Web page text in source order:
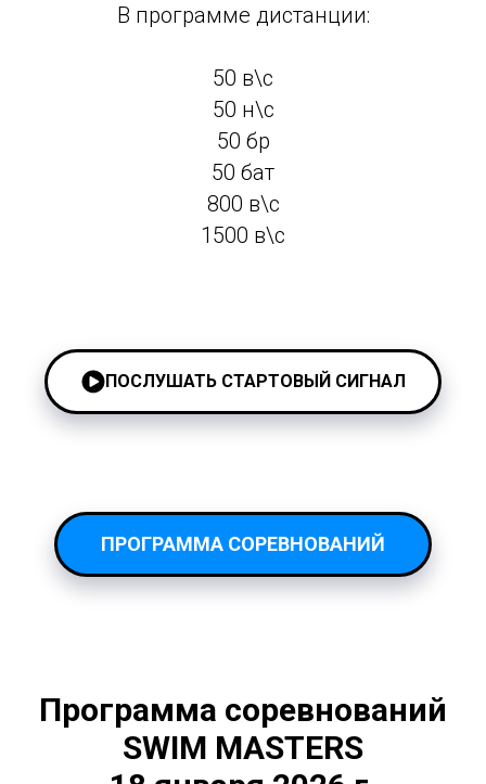
В программе дистанции:
50 в\с
50 н\с
50 бр
50 бат
800 в\с
1500 в\с
ПОСЛУШАТЬ СТАРТОВЫЙ СИГНАЛ
ПРОГРАММА СОРЕВНОВАНИЙ
Программа соревнований
SWIM MASTERS